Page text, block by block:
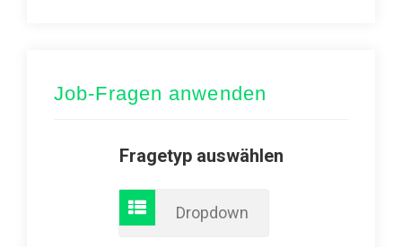
Job-Fragen anwenden
Fragetyp auswählen
Dropdown